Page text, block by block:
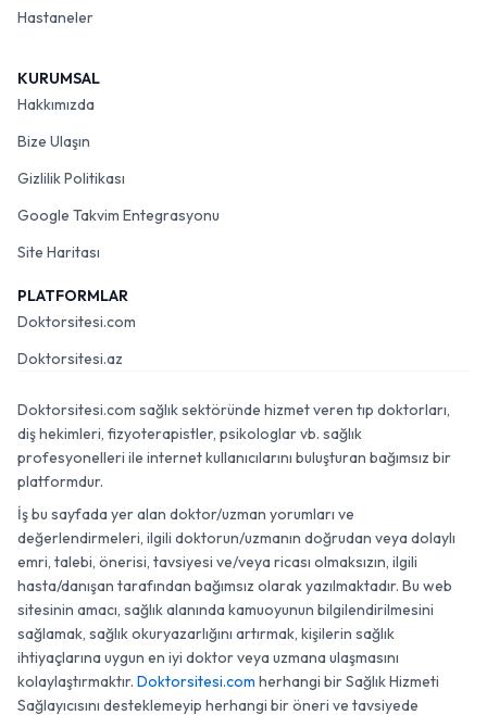
Hastaneler
KURUMSAL
Hakkımızda
Bize Ulaşın
Gizlilik Politikası
Google Takvim Entegrasyonu
Site Haritası
PLATFORMLAR
Doktorsitesi.com
Doktorsitesi.az
Doktorsitesi.com sağlık sektöründe hizmet veren tıp doktorları,
diş hekimleri, fizyoterapistler, psikologlar vb. sağlık
profesyonelleri ile internet kullanıcılarını buluşturan bağımsız bir
platformdur.
İş bu sayfada yer alan doktor/uzman yorumları ve
değerlendirmeleri, ilgili doktorun/uzmanın doğrudan veya dolaylı
emri, talebi, önerisi, tavsiyesi ve/veya ricası olmaksızın, ilgili
hasta/danışan tarafından bağımsız olarak yazılmaktadır. Bu web
sitesinin amacı, sağlık alanında kamuoyunun bilgilendirilmesini
sağlamak, sağlık okuryazarlığını artırmak, kişilerin sağlık
ihtiyaçlarına uygun en iyi doktor veya uzmana ulaşmasını
kolaylaştırmaktır. Doktorsitesi.com herhangi bir Sağlık Hizmeti
Sağlayıcısını desteklemeyip herhangi bir öneri ve tavsiyede